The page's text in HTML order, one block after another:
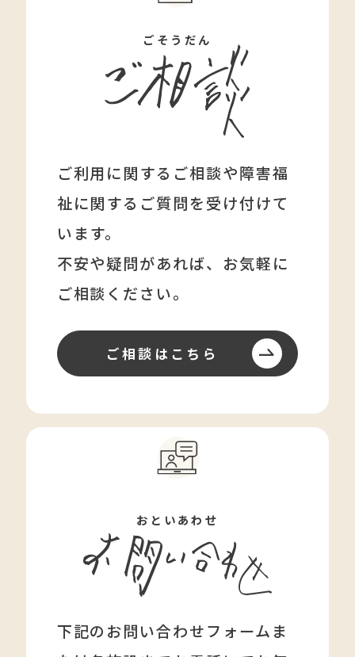
ごそうだん
ご利用に関するご相談や障害福
祉に関する ご質問を受け付けて
います。
不安や疑問があれば、 お気軽に
ご相談ください。
ご相談はこちら
おといあわせ
下記のお問い合わせフォームま